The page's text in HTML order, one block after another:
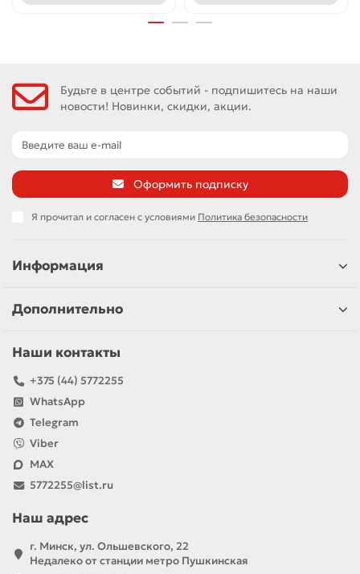
Будьте в центре событий - подпишитесь на наши
новости! Новинки, скидки, акции.
Оформить подписку
Я прочитал и согласен с условиями Политика безопасности
Информация
Дополнительно
Наши контакты
+375 (44) 5772255
WhatsApp
Telegram
Viber
MAX
5772255@list.ru
Наш адрес
г. Минск, ул. Ольшевского, 22
Недалеко от станции метро Пушкинская